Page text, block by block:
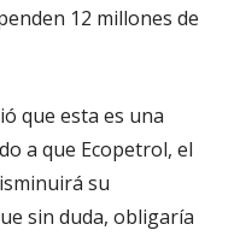
12 millones de
que esta es una
a que Ecopetrol, el
su
sin duda, obligaría